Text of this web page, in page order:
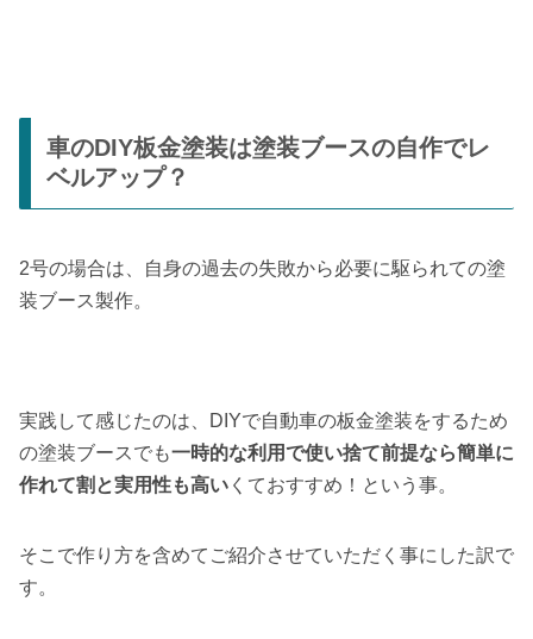
車のDIY板金塗装は塗装ブースの自作でレ
ベルアップ？
2号の場合は、自身の過去の失敗から必要に駆られての塗
装ブース製作。
実践して感じたのは、DIYで自動車の板金塗装をするため
の塗装ブースでも一時的な利用で使い捨て前提なら簡単に
作れて割と実用性も高い くておすすめ！という事。
そこで作り方を含めてご紹介させていただく事にした訳で
す。